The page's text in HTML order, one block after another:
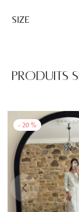
SIZE
Produits
- 20 %